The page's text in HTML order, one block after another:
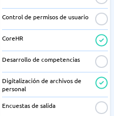
Control de permisos de usuario
CoreHR
Desarrollo de competencias
Digitalización de archivos de
personal
Encuestas de salida